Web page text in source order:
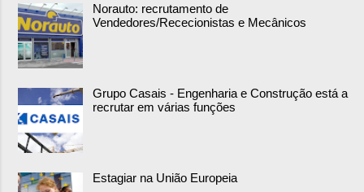
Norauto: recrutamento de
Vendedores/Rececionistas e Mecânicos
Grupo Casais - Engenharia e Construção está a
recrutar em várias funções
Estagiar na União Europeia